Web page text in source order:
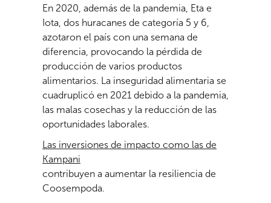
En 2020, además de la pandemia, Eta e
Iota, dos huracanes de categoría 5 y 6,
azotaron el país con una semana de
diferencia, provocando la pérdida de
producción de varios productos
alimentarios. La inseguridad alimentaria se
cuadruplicó en 2021 debido a la pandemia,
las malas cosechas y la reducción de las
oportunidades laborales.
Las inversiones de impacto como las de
Kampani
contribuyen a aumentar la resiliencia de
Coosempoda.